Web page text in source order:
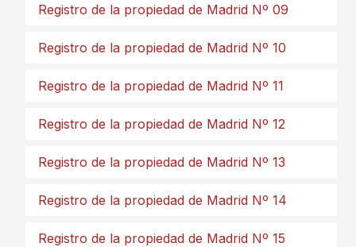
Registro de la propiedad de Madrid Nº 09
Registro de la propiedad de Madrid Nº 10
Registro de la propiedad de Madrid Nº 11
Registro de la propiedad de Madrid Nº 12
Registro de la propiedad de Madrid Nº 13
Registro de la propiedad de Madrid Nº 14
Registro de la propiedad de Madrid Nº 15